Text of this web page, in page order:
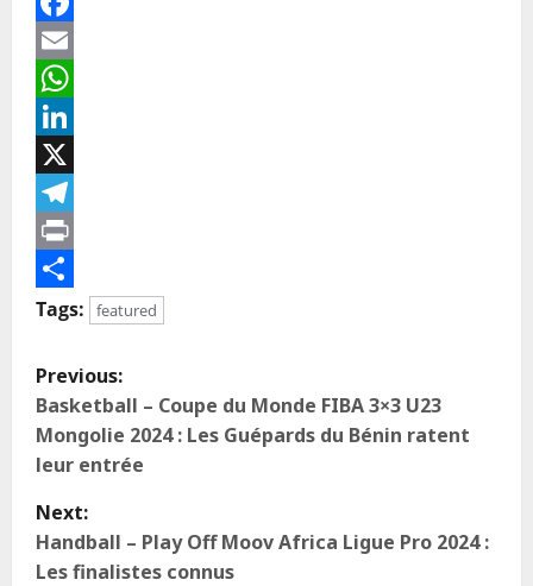
Facebook
Email
WhatsApp
LinkedIn
X
Telegram
Print
Partager
Tags: featured
Previous:
Basketball – Coupe du Monde FIBA 3×3 U23
Mongolie 2024 : Les Guépards du Bénin ratent
leur entrée
Next:
Handball – Play Off Moov Africa Ligue Pro 2024 :
Les finalistes connus